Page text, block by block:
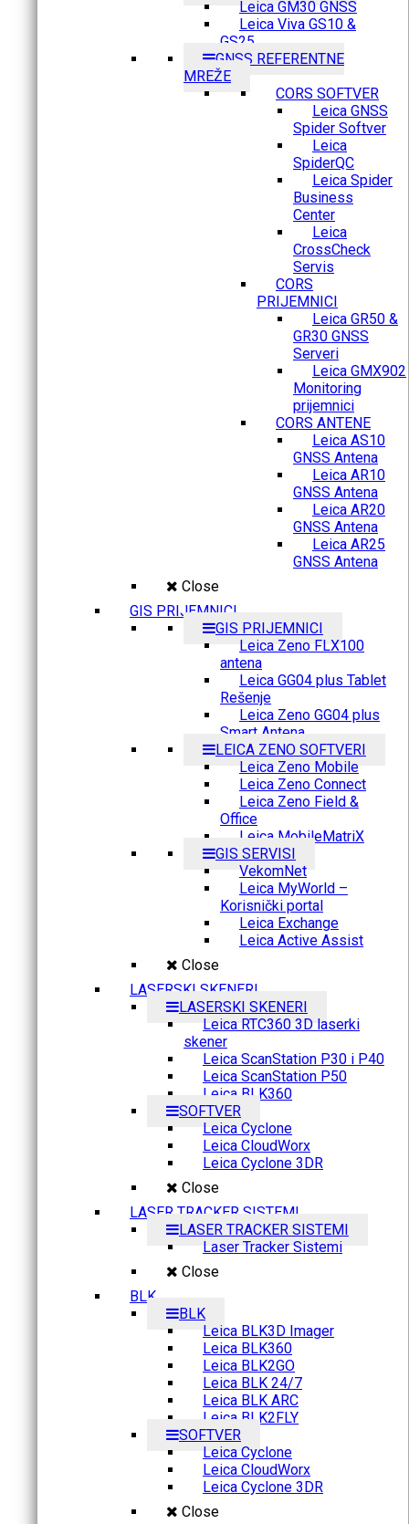
Leica GM30 GNSS
Leica Viva GS10 &
GS25
GNSS REFERENTNE
MREŽE
CORS SOFTVER
Leica GNSS
Spider Softver
Leica
SpiderQC
Leica Spider
Business
Center
Leica
CrossCheck
Servis
CORS
PRIJEMNICI
Leica GR50 &
GR30 GNSS
Serveri
Leica GMX902
Monitoring
prijemnici
CORS ANTENE
Leica AS10
GNSS Antena
Leica AR10
GNSS Antena
Leica AR20
GNSS Antena
Leica AR25
GNSS Antena
Close
GIS PRIJEMNICI
GIS PRIJEMNICI
Leica Zeno FLX100
antena
Leica GG04 plus Tablet
Rešenje
Leica Zeno GG04 plus
Smart Antena
LEICA ZENO SOFTVERI
Leica Zeno Mobile
Leica Zeno Connect
Leica Zeno Field &
Office
Leica MobileMatriX
GIS SERVISI
VekomNet
Leica MyWorld –
Korisnički portal
Leica Exchange
Leica Active Assist
Close
LASERSKI SKENERI
LASERSKI SKENERI
Leica RTC360 3D laserki
skener
Leica ScanStation P30 i P40
Leica ScanStation P50
Leica BLK360
SOFTVER
Leica Cyclone
Leica CloudWorx
Leica Cyclone 3DR
Close
LASER TRACKER SISTEMI
LASER TRACKER SISTEMI
Laser Tracker Sistemi
Close
BLK
BLK
Leica BLK3D Imager
Leica BLK360
Leica BLK2GO
Leica BLK 24/7
Leica BLK ARC
Leica BLK2FLY
SOFTVER
Leica Cyclone
Leica CloudWorx
Leica Cyclone 3DR
Close